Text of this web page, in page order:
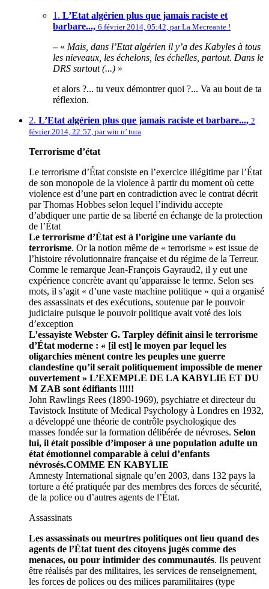
1. L’Etat algérien plus que jamais raciste et
barbare..., 6 février 2014, 05:42 parLa Mecreante !
–« Mais, dans l’Etat algérien il y’a des Kabyles à tous
les nieveaux, les échelons, les échelles, partout. Dans le
DRS surtout (...) »
et alors ?... tu veux démontrer quoi ?... Va au bout de ta
réflexion.
2. L’Etat algérien plus que jamais raciste et barbare..., 2
février 2014, 22:57 parwin n’ tura
Terrorisme d’état
Le terrorisme d’État consiste en l’exercice illégitime par l’État
de son monopole de la violence à partir du moment où cette
violence est d’une part en contradiction avec le contrat décrit
par Thomas Hobbes selon lequel l’individu accepte
d’abdiquer une partie de sa liberté en échange de la protection
de l’État
Le terrorisme d’État est à l’origine une variante du
terrorisme. Or la notion même de « terrorisme » est issue de
l’histoire révolutionnaire française et du régime de la Terreur.
Comme le remarque Jean-François Gayraud2, il y eut une
expérience concrète avant qu’apparaisse le terme. Selon ses
mots, il s’agit « d’une vaste machine politique » qui a organisé
des assassinats et des exécutions, soutenue par le pouvoir
judiciaire puisque le pouvoir politique avait voté des lois
d’exception
L’essayiste Webster G. Tarpley définit ainsi le terrorisme
d’État moderne : « [il est] le moyen par lequel les
oligarchies mènent contre les peuples une guerre
clandestine qu’il serait politiquement impossible de mener
ouvertement » L’EXEMPLE DE LA KABYLIE ET DU
M ZAB sont édifiants !!!!!
John Rawlings Rees (1890-1969), psychiatre et directeur du
Tavistock Institute of Medical Psychology à Londres en 1932,
a développé une théorie de contrôle psychologique des
masses fondée sur la formation délibérée de névroses. Selon
lui, il était possible d’imposer à une population adulte un
état émotionnel comparable à celui d’enfants
névrosés.COMME EN KABYLIE
Amnesty International signale qu’en 2003, dans 132 pays la
torture a été pratiquée par des membres des forces de sécurité,
de la police ou d’autres agents de l’État.
Assassinats
Les assassinats ou meurtres politiques ont lieu quand des
agents de l’État tuent des citoyens jugés comme des
menaces, ou pour intimider des communautés. Ils peuvent
être réalisés par des militaires, les services de renseignement,
les forces de polices ou des milices paramilitaires (type